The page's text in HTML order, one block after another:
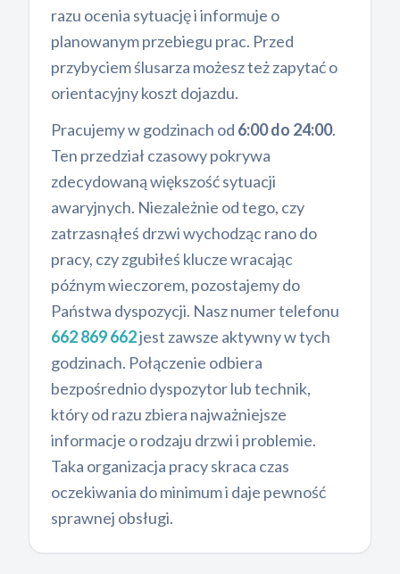
razu ocenia sytuację i informuje o
planowanym przebiegu prac. Przed
przybyciem ślusarza możesz też zapytać o
orientacyjny koszt dojazdu.
Pracujemy w godzinach od 6:00 do 24:00.
Ten przedział czasowy pokrywa
zdecydowaną większość sytuacji
awaryjnych. Niezależnie od tego, czy
zatrzasnąłeś drzwi wychodząc rano do
pracy, czy zgubiłeś klucze wracając
późnym wieczorem, pozostajemy do
Państwa dyspozycji. Nasz numer telefonu
662 869 662jest zawsze aktywny w tych
godzinach. Połączenie odbiera
bezpośrednio dyspozytor lub technik,
który od razu zbiera najważniejsze
informacje o rodzaju drzwi i problemie.
Taka organizacja pracy skraca czas
oczekiwania do minimum i daje pewność
sprawnej obsługi.